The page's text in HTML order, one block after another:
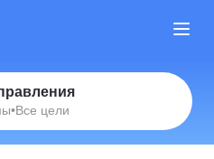
•Все цели